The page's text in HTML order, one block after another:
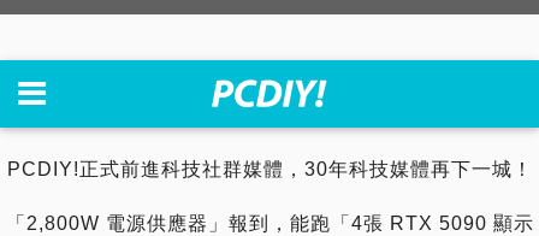
PCDIY!正式前進科技社群媒體，30年科技媒體再下一城！
「2,800W 電源供應器」報到，能跑「4張 RTX 5090 顯示